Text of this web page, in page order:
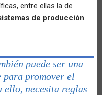
entre ellas la de
de producción
puede ser una
promover el
necesita reglas